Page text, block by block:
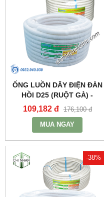
ỐNG LUỒN DÂY ĐIỆN ĐÀN
HỒI D25 (RUỘT GÀ) -
A9025CT - MPE
109,182 đ 176,100 đ
MUA NGAY
-38%